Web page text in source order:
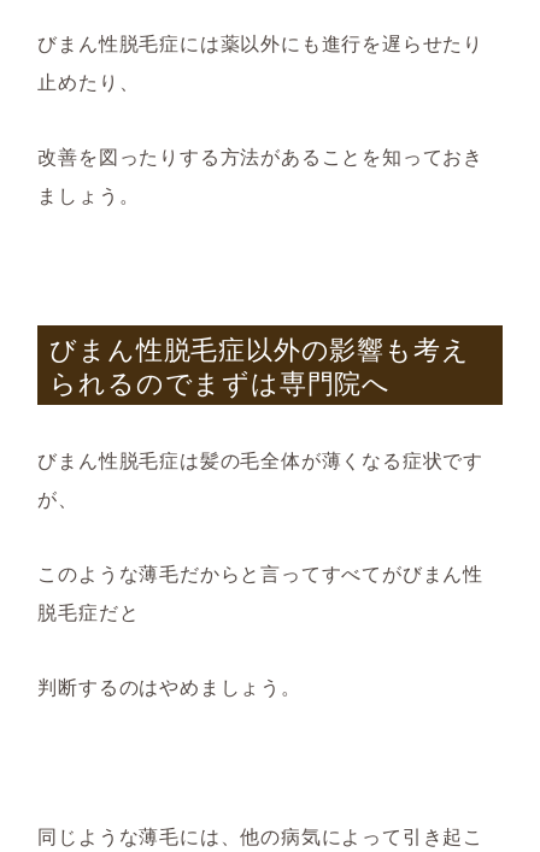
びまん性脱毛症には薬以外にも進行を遅らせたり
止めたり、
改善を図ったりする方法があることを知っておき
ましょう。
びまん性脱毛症以外の影響も考え
られるのでまずは専門院へ
びまん性脱毛症は髪の毛全体が薄くなる症状です
が、
このような薄毛だからと言ってすべてがびまん性
脱毛症だと
判断するのはやめましょう。
同じような薄毛には、他の病気によって引き起こ